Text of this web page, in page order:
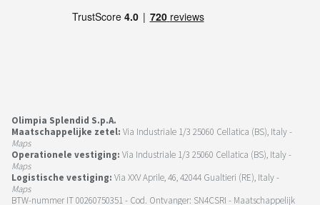
Olimpia Splendid S.p.A.
Maatschappelijke zetel: Via Industriale 1/3 25060 Cellatica (BS), Italy -
Maps
Operationele vestiging: Via Industriale 1/3 25060 Cellatica (BS), Italy -
Maps
Logistische vestiging: Via XXV Aprile, 46, 42044 Gualtieri (RE), Italy -
Maps
BTW-nummer IT 00260750351 - Cod. Ontvanger: SN4CSRI - Maatschappelijk